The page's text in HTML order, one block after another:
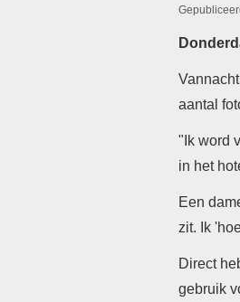
aantal
"Ik word
in het
Een
zit. Ik
Direct
gebruik